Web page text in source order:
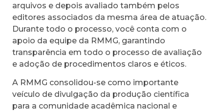
arquivos e depois avaliado também pelos
editores associados da mesma área de atuação.
Durante todo o processo, você conta com o
apoio da equipe da RMMG, garantindo
transparência em todo o processo de avaliação
e adoção de procedimentos claros e éticos.
A RMMG consolidou-se como importante
veículo de divulgação da produção científica
para a comunidade acadêmica nacional e